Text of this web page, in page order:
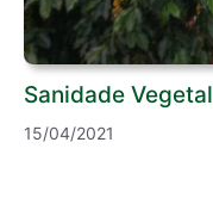
Sanidade Vegetal
15/04/2021